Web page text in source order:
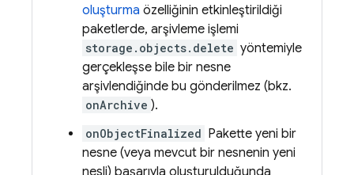
oluşturma özelliğinin etkinleştirildiği
paketlerde, arşivleme işlemi
storage.objects.delete yöntemiyle
gerçekleşse bile bir nesne
arşivlendiğinde bu gönderilmez (bkz.
onArchive ).
onObjectFinalized Pakette yeni bir
nesne (veya mevcut bir nesnenin yeni
nesli) başarıyla oluşturulduğunda